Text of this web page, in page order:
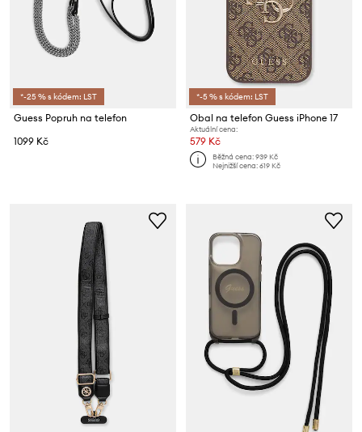
*-25 % s kódem: LST
Guess Popruh na telefon
1099 Kč
*-5 % s kódem: LST
Obal na telefon Guess iPhone 17
Aktuální cena:
579 Kč
Běžná cena:939 Kč
Nejnižší cena:619 Kč